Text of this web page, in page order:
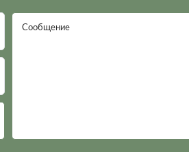
Сообщение